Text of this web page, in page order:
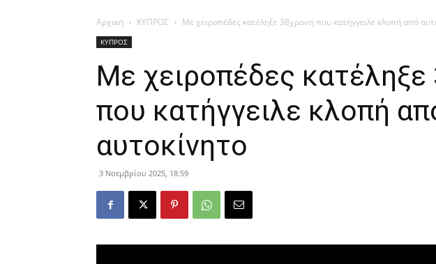
Αρχική ΚΥΠΡΟΣ Με χειροπέδες κατέληξε 38χρονη που κατήγγειλε κλοπή από
ΚΥΠΡΟΣ
Με χειροπέδες κατέληξε
που κατήγγειλε κλοπή
αυτοκίνητο
3 Νοεμβρίου 2025, 18:59